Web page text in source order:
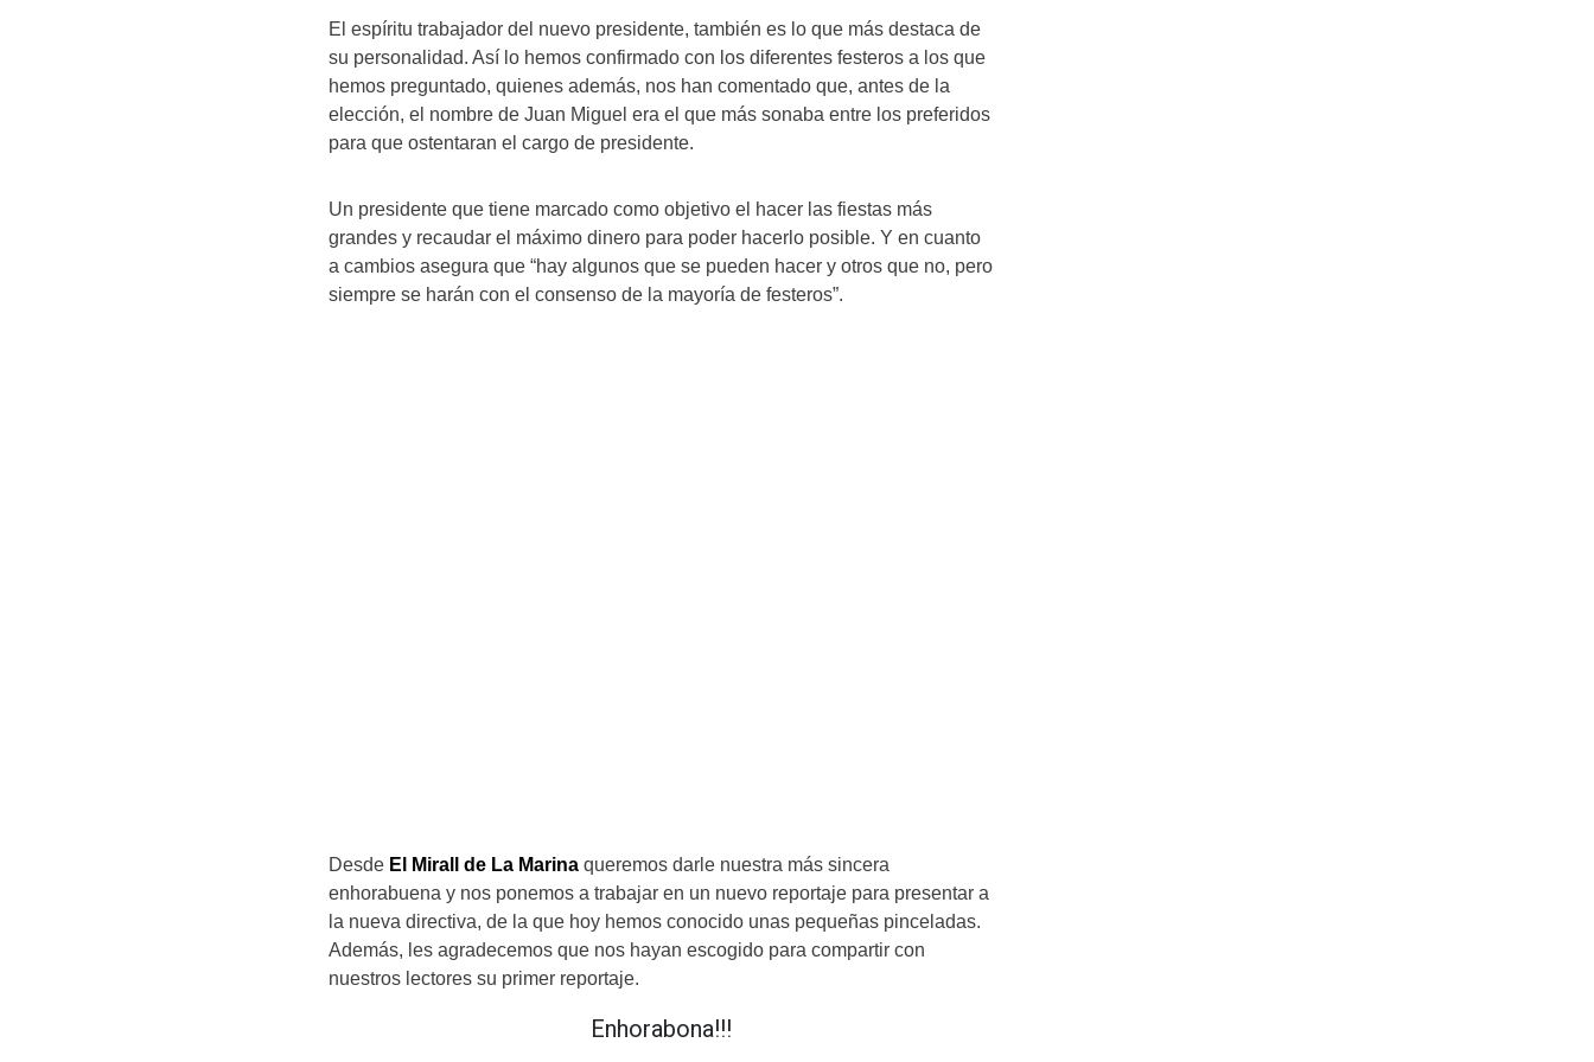
El espíritu trabajador del nuevo presidente, también es lo que más destaca de
su personalidad. Así lo hemos confirmado con los diferentes festeros a los que
hemos preguntado, quienes además, nos han comentado que, antes de la
elección, el nombre de Juan Miguel era el que más sonaba entre los preferidos
para que ostentaran el cargo de presidente.
Un presidente que tiene marcado como objetivo el hacer las fiestas más
grandes y recaudar el máximo dinero para poder hacerlo posible. Y en cuanto
a cambios asegura que “hay algunos que se pueden hacer y otros que no, pero
siempre se harán con el consenso de la mayoría de festeros”.
Desde El Mirall de La Marina queremos darle nuestra más sincera
enhorabuena y nos ponemos a trabajar en un nuevo reportaje para presentar a
la nueva directiva, de la que hoy hemos conocido unas pequeñas pinceladas.
Además, les agradecemos que nos hayan escogido para compartir con
nuestros lectores su primer reportaje.
Enhorabona!!!